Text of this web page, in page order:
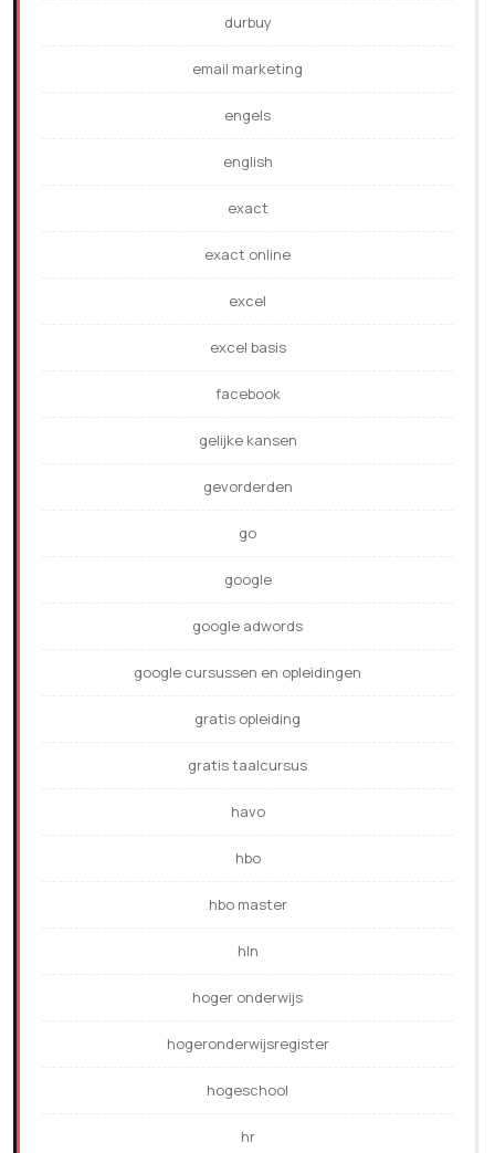
durbuy
email marketing
engels
english
exact
exact online
excel
excel basis
facebook
gelijke kansen
gevorderden
go
google
google adwords
google cursussen en opleidingen
gratis opleiding
gratis taalcursus
havo
hbo
hbo master
hln
hoger onderwijs
hogeronderwijsregister
hogeschool
hr